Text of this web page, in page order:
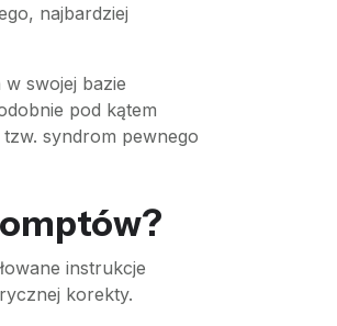
najbardziej
swojej bazie
pod kątem
syndrom pewnego
instrukcje
korekty.